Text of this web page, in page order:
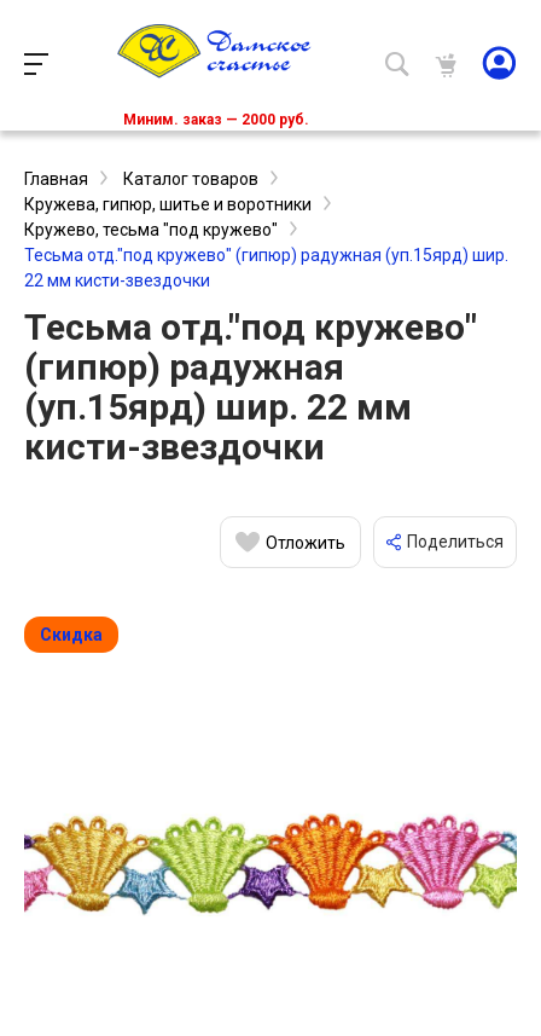
Миним. заказ — 2000 руб.
Главная
Каталог товаров
Кружева, гипюр, шитье и воротники
Кружево, тесьма "под кружево"
Тесьма отд."под кружево" (гипюр) радужная (уп.15ярд) шир.
22 мм кисти-звездочки
Тесьма отд."под кружево"
(гипюр) радужная
(уп.15ярд) шир. 22 мм
кисти-звездочки
Отложить Поделиться
Скидка